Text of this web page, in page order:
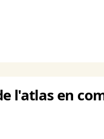
l'atlas en